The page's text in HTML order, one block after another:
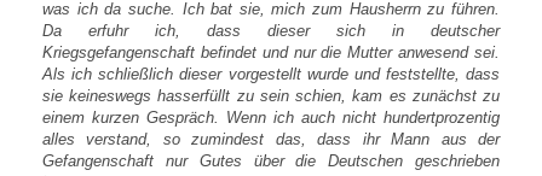
was ich da suche. Ich bat sie, mich zum Hausherrn zu führen.
Da erfuhr ich, dass dieser sich in deutscher
Kriegsgefangenschaft befindet und nur die Mutter anwesend sei.
Als ich schließlich dieser vorgestellt wurde und feststellte, dass
sie keineswegs hasserfüllt zu sein schien, kam es zunächst zu
einem kurzen Gespräch. Wenn ich auch nicht hundertprozentig
alles verstand, so zumindest das, dass ihr Mann aus der
Gefangenschaft nur Gutes über die Deutschen geschrieben